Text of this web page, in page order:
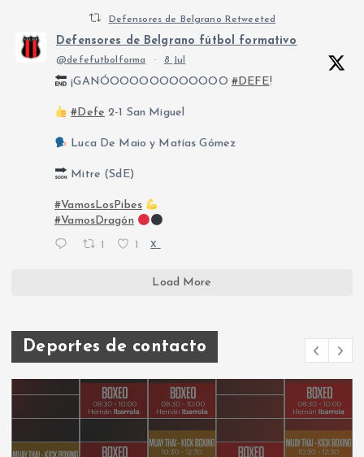
Defensores de Belgrano Retweeted
Defensores de Belgrano fútbol formativo
@defefutbolforma · 8 Jul
¡GANÓOOOOOOOOOOOO #DEFE!
#Defe 2-1 San Miguel
Luca De Maio y Matías Gómez
Mitre (SdE)
#VamosLosPibes
#VamosDragón
X
Load More
Deportes de contacto